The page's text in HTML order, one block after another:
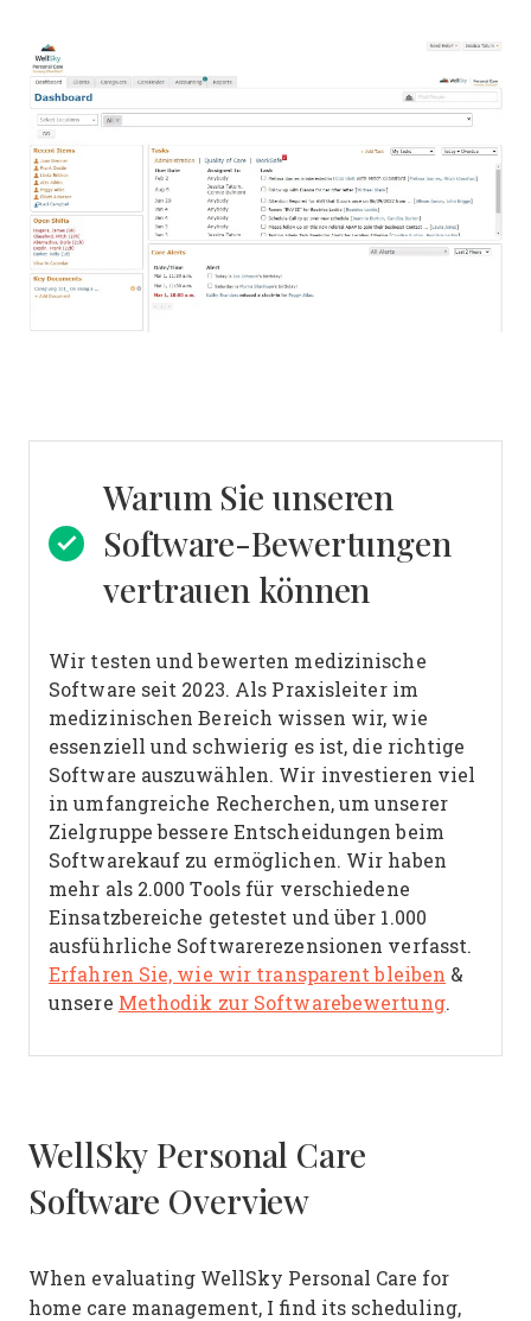
Warum Sie unseren
Software-Bewertungen
vertrauen können
Wir testen und bewerten medizinische
Software seit 2023. Als Praxisleiter im
medizinischen Bereich wissen wir, wie
essenziell und schwierig es ist, die richtige
Software auszuwählen. Wir investieren viel
in umfangreiche Recherchen, um unserer
Zielgruppe bessere Entscheidungen beim
Softwarekauf zu ermöglichen. Wir haben
mehr als 2.000 Tools für verschiedene
Einsatzbereiche getestet und über 1.000
ausführliche Softwarerezensionen verfasst.
Erfahren Sie, wie wir transparent bleiben &
unsere Methodik zur Softwarebewertung.
WellSky Personal Care
Software Overview
When evaluating WellSky Personal Care for
home care management, I find its scheduling,